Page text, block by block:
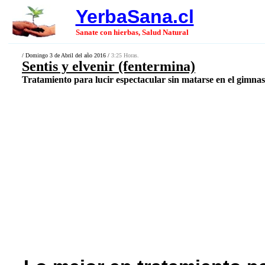
YerbaSana.cl
Sanate con hierbas, Salud Natural
/ Domingo 3 de Abril del año 2016 / 3:25 Horas.
Sentis y elvenir (fentermina)
Tratamiento para lucir espectacular sin matarse en el